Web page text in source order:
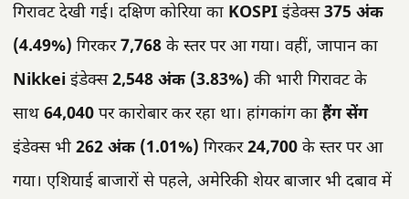
गिरावट देखी गई। दक्षिण कोरिया का KOSPI इंडेक्स375 अंक
(4.49%) गिरकर7,768 के स्तर पर आ गया। वहीं, जापान का
Nikkei इंडेक्स2,548 अंक (3.83%) की भारी गिरावट के
साथ 64,040 पर कारोबार कर रहा था। हांगकांग का हैंग सेंग
इंडेक्स भी 262 अंक (1.01%) गिरकर24,700 के स्तर पर आ
गया। एशियाई बाजारों से पहले, अमेरिकी शेयर बाजार भी दबाव में